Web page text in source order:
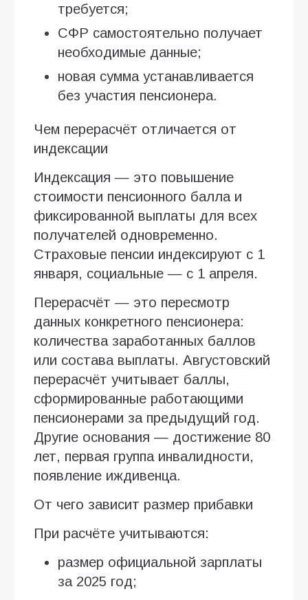
требуется;
СФР самостоятельно получает
необходимые данные;
новая сумма устанавливается
без участия пенсионера.
Чем перерасчёт отличается от
индексации
Индексация — это повышение
стоимости пенсионного балла и
фиксированной выплаты для всех
получателей одновременно.
Страховые пенсии индексируют с 1
января, социальные — с 1 апреля.
Перерасчёт — это пересмотр
данных конкретного пенсионера:
количества заработанных баллов
или состава выплаты. Августовский
перерасчёт учитывает баллы,
сформированные работающими
пенсионерами за предыдущий год.
Другие основания — достижение 80
лет, первая группа инвалидности,
появление иждивенца.
От чего зависит размер прибавки
При расчёте учитываются:
размер официальной зарплаты
за 2025 год;